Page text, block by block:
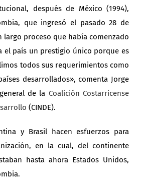
después de México (1994),
que ingresó el pasado 28 de
largo proceso que había comenzado
el país un prestigio único porque es
todos sus requerimientos como
desarrollados», comenta Jorge
de la Coalición Costarricense
(CINDE).
y Brasil hacen esfuerzos para
en la cual, del continente
hasta ahora Estados Unidos,